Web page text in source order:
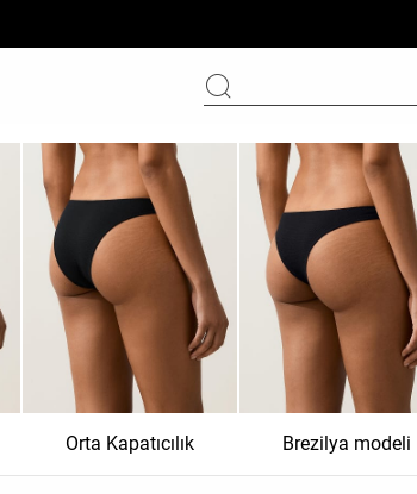
Orta Kapatıcılık Brezilya modeli